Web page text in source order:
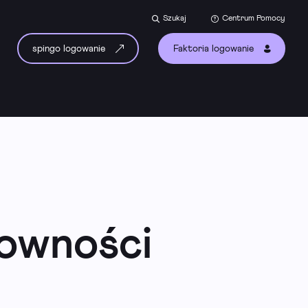
Szukaj Centrum Pomocy
spingo logowanie Faktoria logowanie